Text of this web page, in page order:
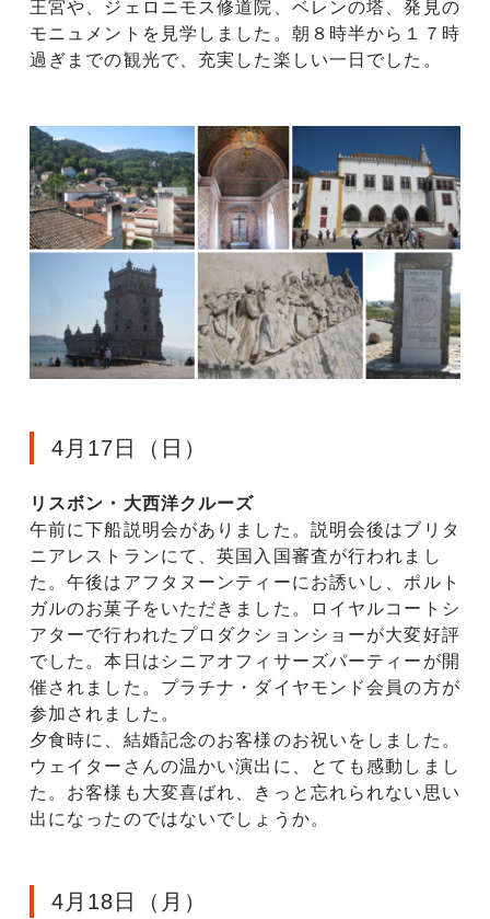
王宮や、ジェロニモス修道院、ベレンの塔、発見の
モニュメントを見学しました。朝８時半から１７時
過ぎまでの観光で、充実した楽しい一日でした。
4月17日（日）
リスボン・大西洋クルーズ
午前に下船説明会がありました。説明会後はブリタ
ニアレストランにて、英国入国審査が行われまし
た。午後はアフタヌーンティーにお誘いし、ポルト
ガルのお菓子をいただきました。ロイヤルコートシ
アターで行われたプロダクションショーが大変好評
でした。本日はシニアオフィサーズパーティーが開
催されました。プラチナ・ダイヤモンド会員の方が
参加されました。
夕食時に、結婚記念のお客様のお祝いをしました。
ウェイターさんの温かい演出に、とても感動しまし
た。お客様も大変喜ばれ、きっと忘れられない思い
出になったのではないでしょうか。
4月18日（月）